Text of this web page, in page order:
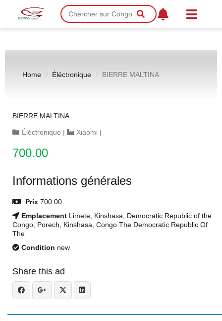
Home Éléctronique BIERRE MALTINA
BIERRE MALTINA
Éléctronique | Xiaomi |
700.00
Informations générales
Prix 700.00
Emplacement Limete, Kinshasa, Democratic Republic of the
Congo, Porech, Kinshasa, Congo The Democratic Republic Of
The
Condition new
Share this ad